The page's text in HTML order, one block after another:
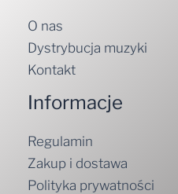
O nas
Dystrybucja muzyki
Kontakt
Informacje
Regulamin
Zakup i dostawa
Polityka prywatności